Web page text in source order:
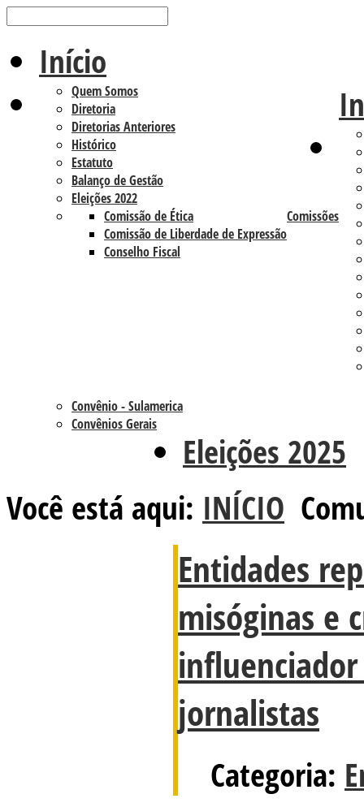
Início
Quem Somos
Diretoria
Diretorias Anteriores
Histórico
Estatuto
Balanço de Gestão
Eleições 2022
Comissões
Comissão de Ética
Comissão de Liberdade de Expressão
Conselho Fiscal
Convênio - Sulamerica
Convênios Gerais
Eleições 2025
Você está aqui: INÍCIO
Entidades
misóginas e
jornalistas
Categoria: